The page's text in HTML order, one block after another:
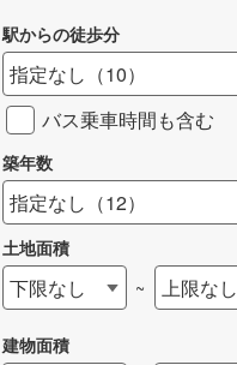
駅からの徒歩分
指定なし （10）
バス乗車時間も含む
築年数
指定なし （12）
土地面積
下限なし ~ 上限なし
建物面積
天塩郡天塩町(
枝幸郡中頓別町(
礼文郡礼文町(0)
天塩郡幌延町
斜里郡斜里町(1)
常呂郡訓子府町
)
紋別郡遠軽町(2
紋別郡興部町